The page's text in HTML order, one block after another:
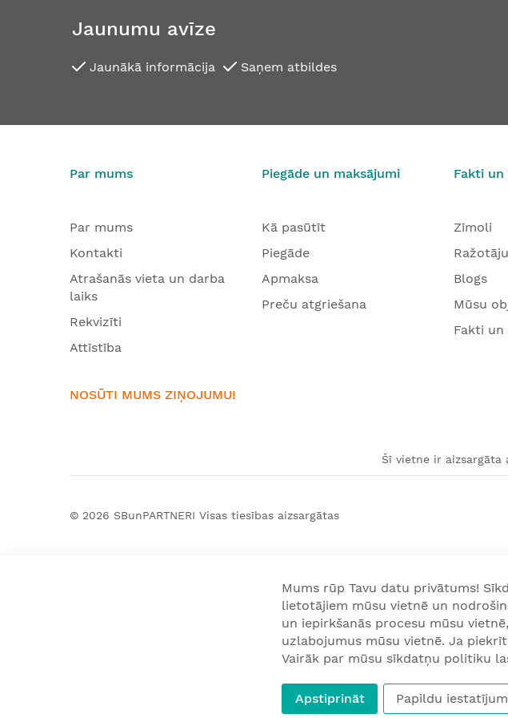
No 14,58 €
Jaunumu avīze
Jaunākā informācija Saņem atbildes
Par mums
Par mums
Kontakti
Atrašanās vieta un darba
laiks
Rekvizīti
Attīstība
NOSŪTI MUMS ZIŅOJUMU!
Piegāde un maksājumi
Kā pasūtīt
Piegāde
Apmaksa
Preču atgriešana
Fakti un
Zīmoli
Blogs
Mūsu
Fakti un
Šī vietne ir aizsargāta
© 2026 SBunPARTNERI Visas tiesības aizsargātas
Mums rūp Tavu datu privātums!
lietotājiem mūsu vietnē un
un iepirkšanās procesu mūsu
uzlabojumus mūsu vietnē. Ja
Vairāk par mūsu sīkdatņu politiku
Apstiprināt Papildu